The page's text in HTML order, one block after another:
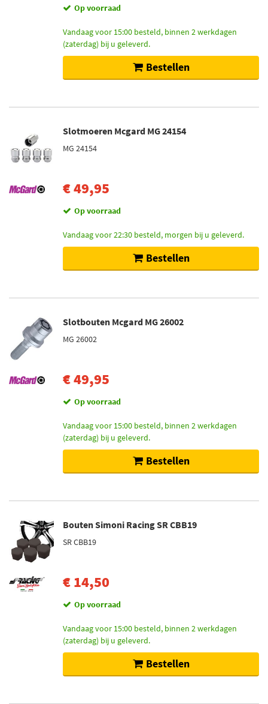
Op voorraad
Vandaag voor 15:00 besteld, binnen 2 werkdagen
(zaterdag) bij u geleverd.
Bestellen
Slotmoeren Mcgard MG 24154
MG 24154
€ 49,95
Op voorraad
Vandaag voor 22:30 besteld, morgen bij u geleverd.
Bestellen
Slotbouten Mcgard MG 26002
MG 26002
€ 49,95
Op voorraad
Vandaag voor 15:00 besteld, binnen 2 werkdagen
(zaterdag) bij u geleverd.
Bestellen
Bouten Simoni Racing SR CBB19
SR CBB19
€ 14,50
Op voorraad
Vandaag voor 15:00 besteld, binnen 2 werkdagen
(zaterdag) bij u geleverd.
Bestellen